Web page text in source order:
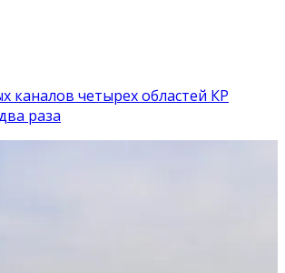
каналов четырех областей КР
раза